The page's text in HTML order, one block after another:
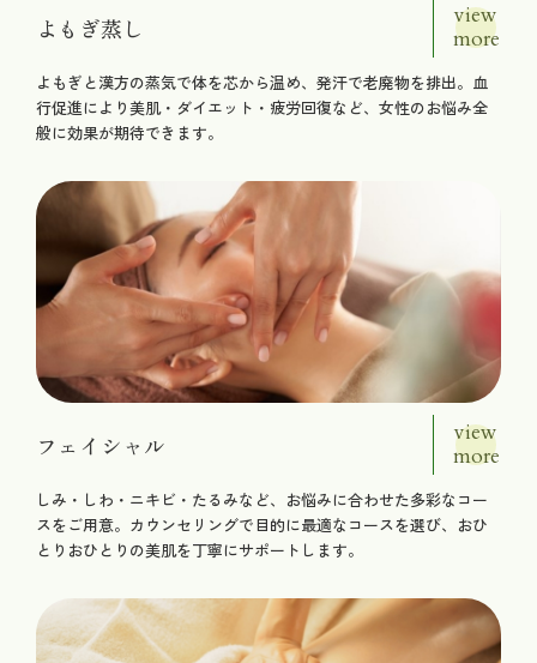
よもぎ蒸し
view
more
よもぎと漢方の蒸気で体を芯から温め、発汗で老廃物を排出。血
行促進により美肌・ダイエット・疲労回復など、女性のお悩み全
般に効果が期待できます。
フェイシャル
view
more
しみ・しわ・ニキビ・たるみなど、お悩みに合わせた多彩なコー
スをご用意。カウンセリングで目的に最適なコースを選び、おひ
とりおひとりの美肌を丁寧にサポートします。